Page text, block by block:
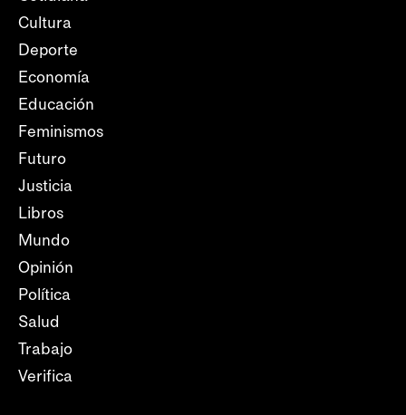
Cultura
Deporte
Economía
Educación
Feminismos
Futuro
Justicia
Libros
Mundo
Opinión
Política
Salud
Trabajo
Verifica